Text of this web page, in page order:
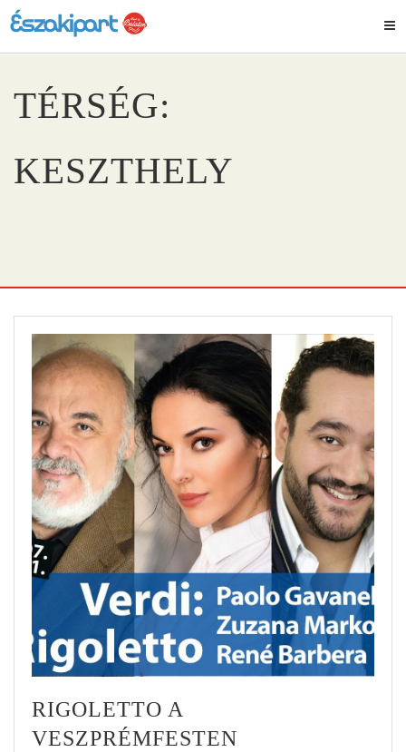
TÉRSÉG:
KESZTHELY
RIGOLETTO A
VESZPRÉMFESTEN